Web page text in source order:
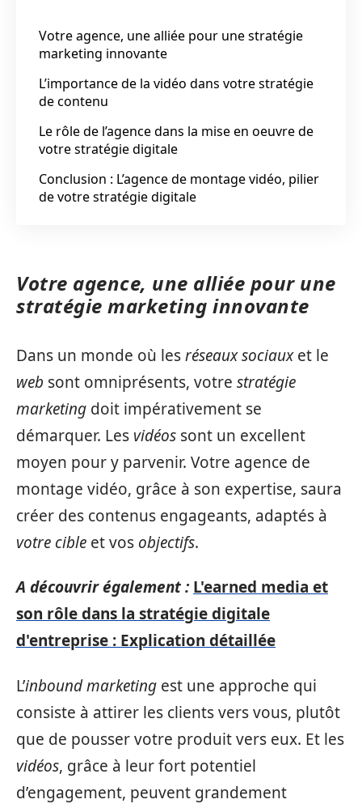
Votre agence, une alliée pour une stratégie
marketing innovante
L’importance de la vidéo dans votre stratégie
de contenu
Le rôle de l’agence dans la mise en oeuvre de
votre stratégie digitale
Conclusion : L’agence de montage vidéo, pilier
de votre stratégie digitale
Votre agence, une alliée pour une
stratégie marketing innovante
Dans un monde où lesréseaux sociauxet le
web sont omniprésents, votre stratégie
marketing doit impérativement se
démarquer. Les vidéos sont un excellent
moyen pour y parvenir. Votre agence de
montage vidéo, grâce à son expertise, saura
créer des contenus engageants, adaptés à
votre cible et vos objectifs.
A découvrir également : L'earned media et
son rôle dans la stratégie digitale
d'entreprise : Explication détaillée
L’inbound marketing est une approche qui
consiste à attirer les clients vers vous, plutôt
que de pousser votre produit vers eux. Et les
vidéos, grâce à leur fort potentiel
d’engagement, peuvent grandement